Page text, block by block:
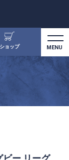
ショップ